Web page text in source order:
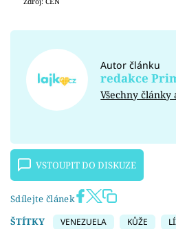
Autor článku
redakce
Všechny články
VSTOUPIT DO DISKUZE
Sdílejte článek
ŠTÍTKY
VENEZUELA KŮŽE